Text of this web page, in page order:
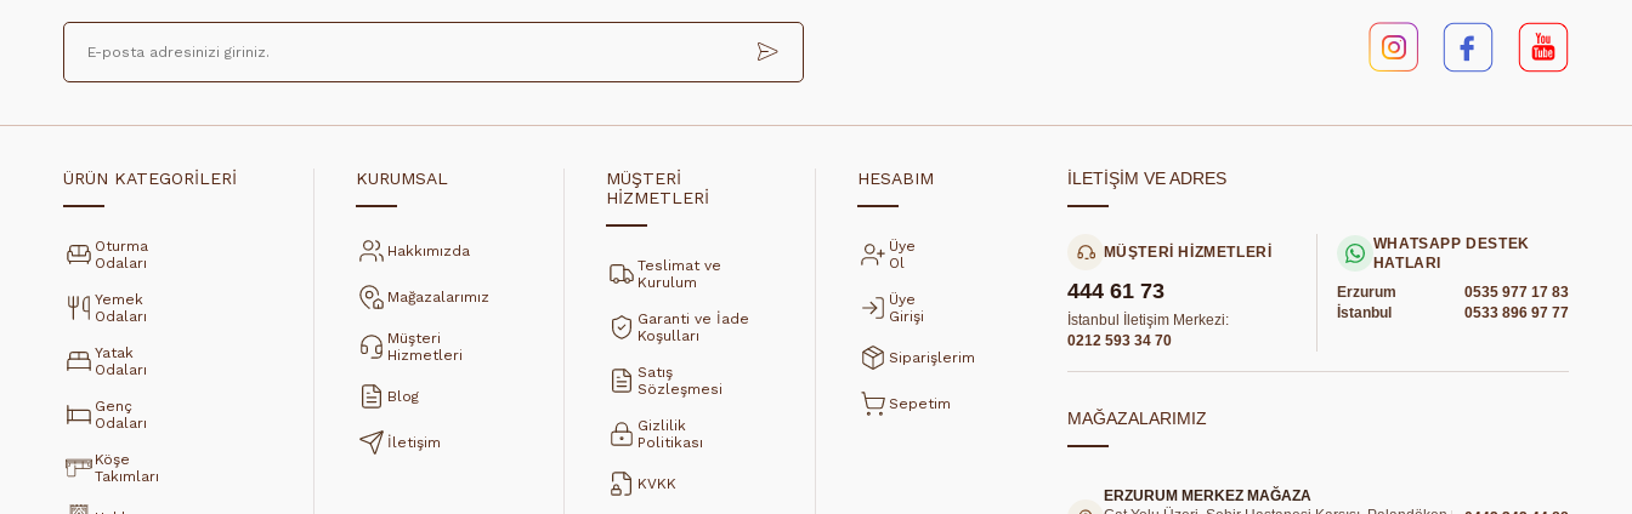
ÜRÜN KATEGORİLERİ
Oturma
Odaları
Yemek
Odaları
Yatak
Odaları
Genç
Odaları
Köşe
Takımları
KURUMSAL
Hakkımızda
Mağazalarımız
Müşteri
Hizmetleri
Blog
İletişim
MÜŞTERİ
HİZMETLERİ
Teslimat ve
Kurulum
Garanti ve İade
Koşulları
Satış
Sözleşmesi
Gizlilik
Politikası
KVKK
HESABIM
Üye
Ol
Üye
Girişi
Siparişlerim
Sepetim
İLETİŞİM VE ADRES
MÜŞTERİ HİZMETLERİ
444 61 73
İstanbul İletişim Merkezi:
0212 593 34 70
WHATSAPP DESTEK
HATLARI
Erzurum
0535 977 17 83
İstanbul
0533 896 97 77
MAĞAZALARIMIZ
ERZURUM MERKEZ MAĞAZA